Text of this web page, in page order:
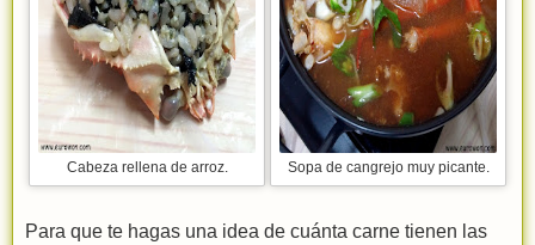
Cabeza rellena de arroz. Sopa de cangrejo muy picante.
Para que te hagas una idea de cuánta carne tienen las